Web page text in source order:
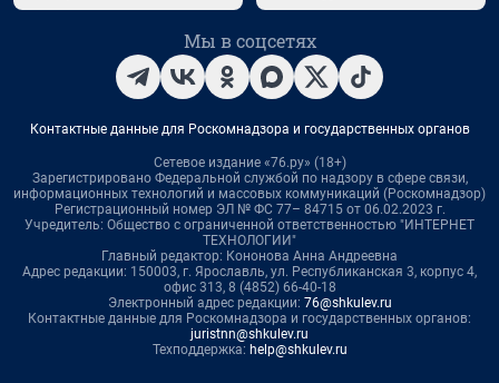
Мы в соцсетях
Контактные данные для Роскомнадзора и государственных органов
Сетевое издание «76.ру» (18+)
Зарегистрировано Федеральной службой по надзору в сфере связи,
информационных технологий и массовых коммуникаций (Роскомнадзор)
Регистрационный номер ЭЛ № ФС 77– 84715 от 06.02.2023 г.
Учредитель: Общество с ограниченной ответственностью "ИНТЕРНЕТ
ТЕХНОЛОГИИ"
Главный редактор: Кононова Анна Андреевна
Адрес редакции: 150003, г. Ярославль, ул. Республиканская 3, корпус 4,
офис 313, 8 (4852) 66-40-18
Электронный адрес редакции: 76@shkulev.ru
Контактные данные для Роскомнадзора и государственных органов:
juristnn@shkulev.ru
Техподдержка: help@shkulev.ru